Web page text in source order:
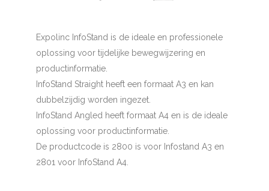
Expolinc InfoStand is de ideale en professionele
oplossing voor tijdelijke bewegwijzering en
productinformatie.
InfoStand Straight heeft een formaat A3 en kan
dubbelzijdig worden ingezet.
InfoStand Angled heeft formaat A4 en is de ideale
oplossing voor productinformatie.
De productcode is 2800 is voor Infostand A3 en
2801 voor InfoStand A4.